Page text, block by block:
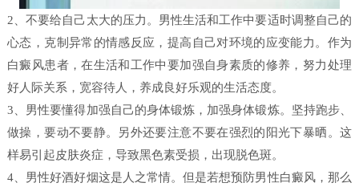
2、不要给自己太大的压力。男性生活和工作中要适时调整自己的
心态，克制异常的情感反应，提高自己对环境的应变能力。作为
白癜风患者，在生活和工作中要加强自身素质的修养，努力处理
好人际关系，宽容待人，养成良好乐观的生活态度。
3、男性要懂得加强自己的身体锻炼，加强身体锻炼。坚持跑步、
做操，要动不要静。另外还要注意不要在强烈的阳光下暴晒。这
样易引起皮肤炎症，导致黑色素受损，出现脱色斑。
4、男性好酒好烟这是人之常情。但是若想预防男性白癜风，那么